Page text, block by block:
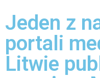
Jeden z
portali
Litwie